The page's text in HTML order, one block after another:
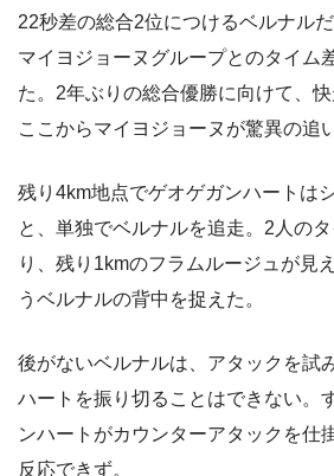
22秒差の総合2位につけるベルナル
マイヨジョーヌグループとのタイム
た。2年ぶりの総合優勝に向けて、快
ここからマイヨジョーヌが驚異の追
残り4km地点でゲオゲガンハートは
と、単独でベルナルを追走。2人の
り、残り1kmのフラムルージュが見
うベルナルの背中を捉えた。
後がないベルナルは、アタックを試
ハートを振り切ることはできない。
ンハートがカウンターアタックを仕
反応できず。